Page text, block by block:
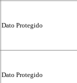
Dato Protegido
Dato Protegido